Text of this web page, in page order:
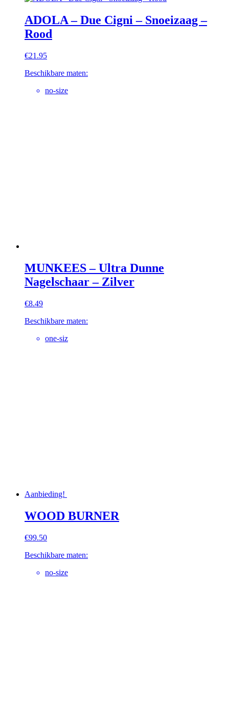
ADOLA – Due Cigni – Snoeizaag –
Rood
€21.95
Beschikbare maten:
no-size
MUNKEES – Ultra Dunne
Nagelschaar – Zilver
€8.49
Beschikbare maten:
one-siz
Aanbieding!
WOOD BURNER
€99.50
Beschikbare maten:
no-size